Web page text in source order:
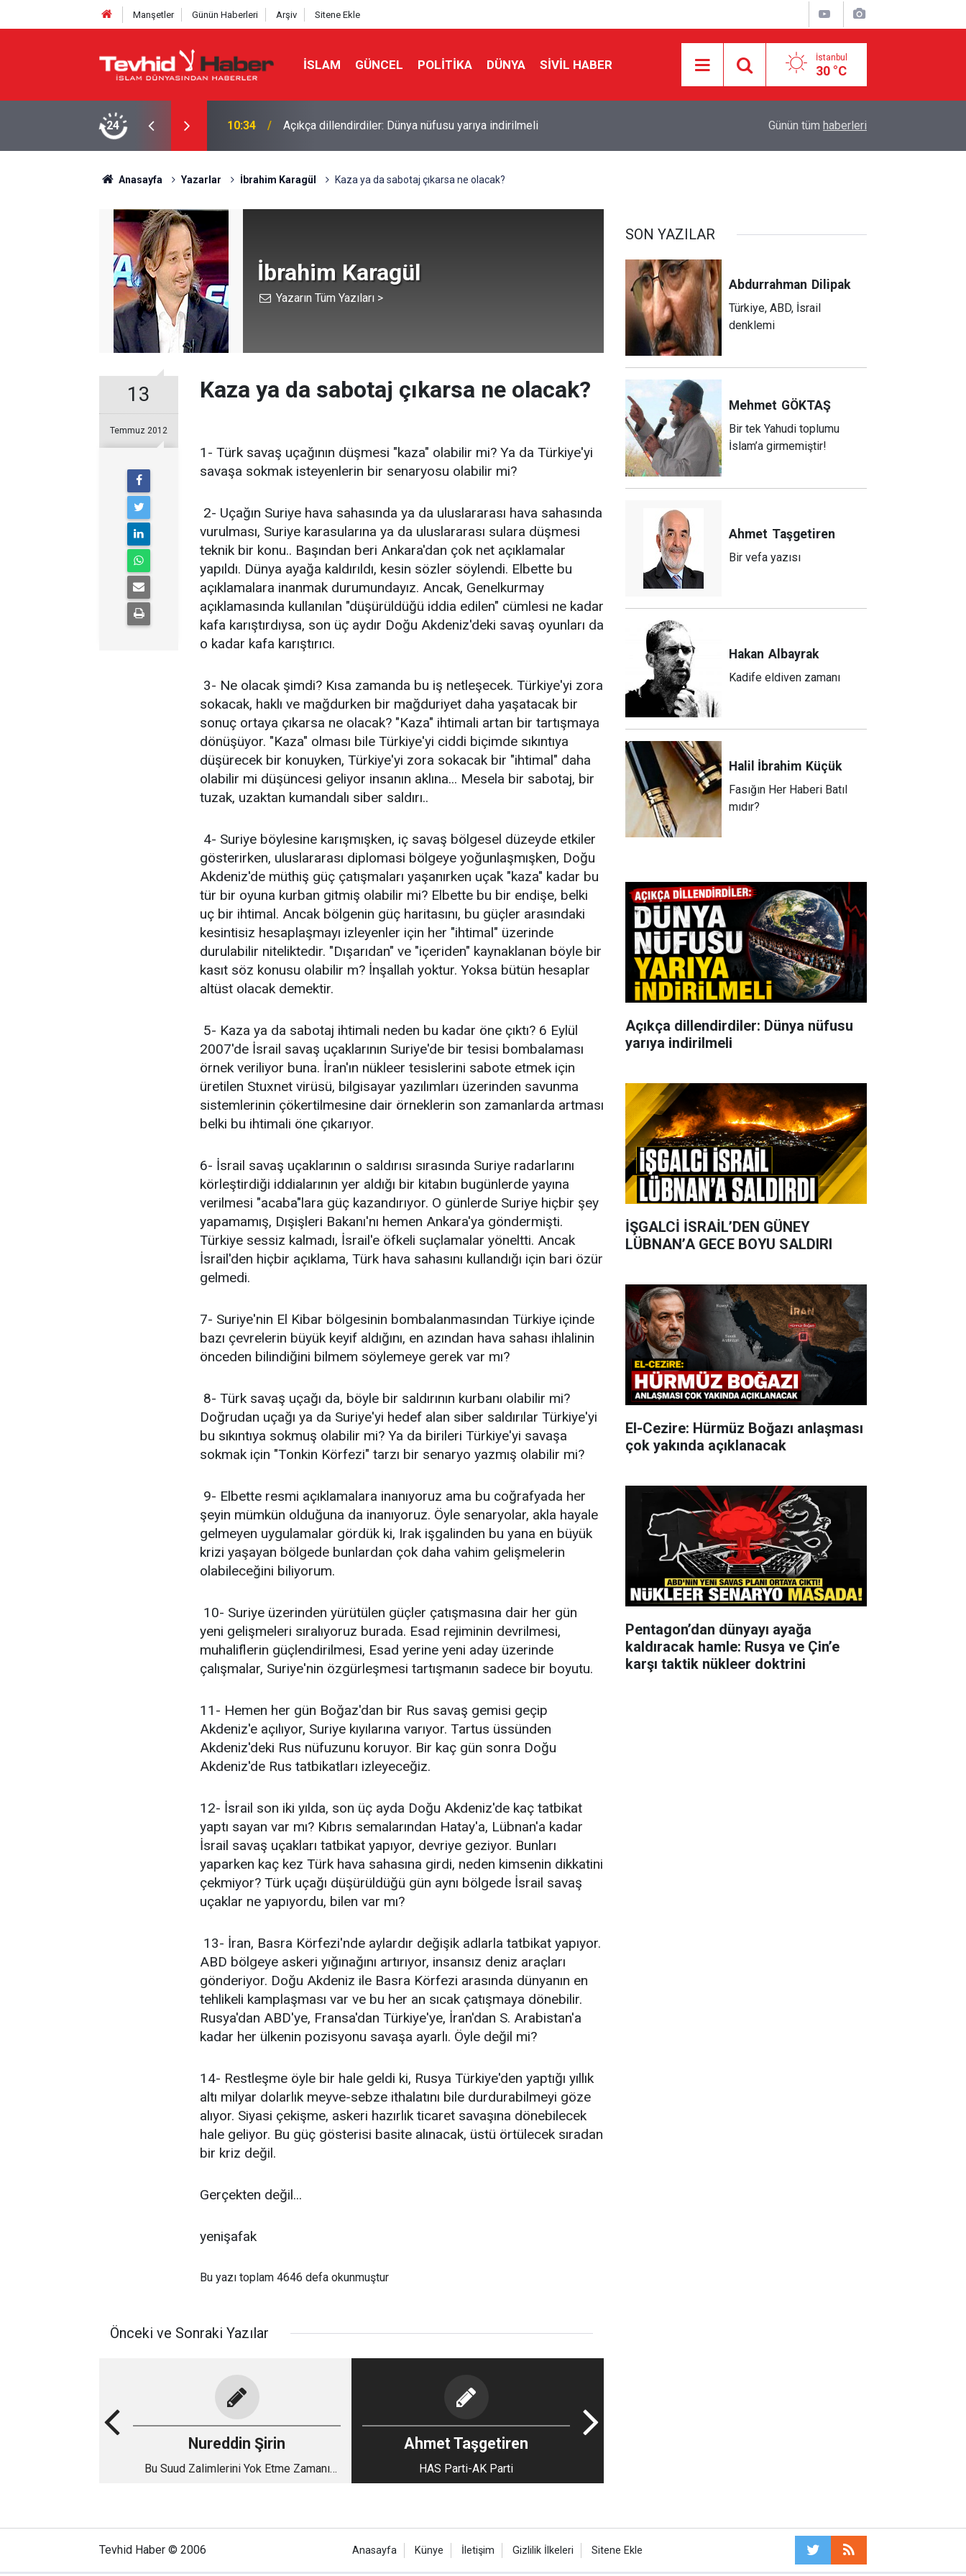
Manşetler Günün Haberleri Arşiv Sitene Ekle
İSLAM GÜNCEL POLITIKA DÜNYA SIVIL HABER İstanbul
30 °C
24 10:26 İŞGALCİ İSRAİL’DEN GÜNEY LÜBNAN’A GECE BOYU SALDIRI El-Cezire: Hürmüz Boğazı anlaşması çok
Günün tüm haberleri
Anasayfa Yazarlar İbrahim Karagül Kaza ya da sabotaj çıkarsa ne olacak?
İbrahim Karagül
Yazarın Tüm Yazıları >
13
Temmuz 2012
Kaza ya da sabotaj çıkarsa ne olacak?
1- Türk savaş uçağının düşmesi "kaza" olabilir mi? Ya da Türkiye'yi
savaşa sokmak isteyenlerin bir senaryosu olabilir mi?
2- Uçağın Suriye hava sahasında ya da uluslararası hava sahasında
vurulması, Suriye karasularına ya da uluslararası sulara düşmesi
teknik bir konu.. Başından beri Ankara'dan çok net açıklamalar
yapıldı. Dünya ayağa kaldırıldı, kesin sözler söylendi. Elbette bu
açıklamalara inanmak durumundayız. Ancak, Genelkurmay
açıklamasında kullanılan "düşürüldüğü iddia edilen" cümlesi ne kadar
kafa karıştırdıysa, son üç aydır Doğu Akdeniz'deki savaş oyunları da
o kadar kafa karıştırıcı.
3- Ne olacak şimdi? Kısa zamanda bu iş netleşecek. Türkiye'yi zora
sokacak, haklı ve mağdurken bir mağduriyet daha yaşatacak bir
sonuç ortaya çıkarsa ne olacak? "Kaza" ihtimali artan bir tartışmaya
dönüşüyor. "Kaza" olması bile Türkiye'yi ciddi biçimde sıkıntıya
düşürecek bir konuyken, Türkiye'yi zora sokacak bir "ihtimal" daha
olabilir mi düşüncesi geliyor insanın aklına... Mesela bir sabotaj, bir
tuzak, uzaktan kumandalı siber saldırı..
4- Suriye böylesine karışmışken, iç savaş bölgesel düzeyde etkiler
gösterirken, uluslararası diplomasi bölgeye yoğunlaşmışken, Doğu
Akdeniz'de müthiş güç çatışmaları yaşanırken uçak "kaza" kadar bu
tür bir oyuna kurban gitmiş olabilir mi? Elbette bu bir endişe, belki
uç bir ihtimal. Ancak bölgenin güç haritasını, bu güçler arasındaki
kesintisiz hesaplaşmayı izleyenler için her "ihtimal" üzerinde
durulabilir niteliktedir. "Dışarıdan" ve "içeriden" kaynaklanan böyle bir
kasıt söz konusu olabilir m? İnşallah yoktur. Yoksa bütün hesaplar
altüst olacak demektir.
5- Kaza ya da sabotaj ihtimali neden bu kadar öne çıktı? 6 Eylül
2007'de İsrail savaş uçaklarının Suriye'de bir tesisi bombalaması
örnek veriliyor buna. İran'ın nükleer tesislerini sabote etmek için
üretilen Stuxnet virüsü, bilgisayar yazılımları üzerinden savunma
sistemlerinin çökertilmesine dair örneklerin son zamanlarda artması
belki bu ihtimali öne çıkarıyor.
6- İsrail savaş uçaklarının o saldırısı sırasında Suriye radarlarını
körleştirdiği iddialarının yer aldığı bir kitabın bugünlerde yayına
verilmesi "acaba"lara güç kazandırıyor. O günlerde Suriye hiçbir şey
yapamamış, Dışişleri Bakanı'nı hemen Ankara'ya göndermişti.
Türkiye sessiz kalmadı, İsrail'e öfkeli suçlamalar yöneltti. Ancak
İsrail'den hiçbir açıklama, Türk hava sahasını kullandığı için bari özür
gelmedi.
7- Suriye'nin El Kibar bölgesinin bombalanmasından Türkiye içinde
bazı çevrelerin büyük keyif aldığını, en azından hava sahası ihlalinin
önceden bilindiğini bilmem söylemeye gerek var mı?
8- Türk savaş uçağı da, böyle bir saldırının kurbanı olabilir mi?
Doğrudan uçağı ya da Suriye'yi hedef alan siber saldırılar Türkiye'yi
bu sıkıntıya sokmuş olabilir mi? Ya da birileri Türkiye'yi savaşa
sokmak için "Tonkin Körfezi" tarzı bir senaryo yazmış olabilir mi?
9- Elbette resmi açıklamalara inanıyoruz ama bu coğrafyada her
şeyin mümkün olduğuna da inanıyoruz. Öyle senaryolar, akla hayale
gelmeyen uygulamalar gördük ki, Irak işgalinden bu yana en büyük
krizi yaşayan bölgede bunlardan çok daha vahim gelişmelerin
olabileceğini biliyorum.
10- Suriye üzerinden yürütülen güçler çatışmasına dair her gün
yeni gelişmeleri sıralıyoruz burada. Esad rejiminin devrilmesi,
muhaliflerin güçlendirilmesi, Esad yerine yeni aday üzerinde
çalışmalar, Suriye'nin özgürleşmesi tartışmanın sadece bir boyutu.
11- Hemen her gün Boğaz'dan bir Rus savaş gemisi geçip
Akdeniz'e açılıyor, Suriye kıyılarına varıyor. Tartus üssünden
Akdeniz'deki Rus nüfuzunu koruyor. Bir kaç gün sonra Doğu
Akdeniz'de Rus tatbikatları izleyeceğiz.
12- İsrail son iki yılda, son üç ayda Doğu Akdeniz'de kaç tatbikat
yaptı sayan var mı? Kıbrıs semalarından Hatay'a, Lübnan'a kadar
İsrail savaş uçakları tatbikat yapıyor, devriye geziyor. Bunları
yaparken kaç kez Türk hava sahasına girdi, neden kimsenin dikkatini
çekmiyor? Türk uçağı düşürüldüğü gün aynı bölgede İsrail savaş
uçaklar ne yapıyordu, bilen var mı?
13- İran, Basra Körfezi'nde aylardır değişik adlarla tatbikat yapıyor.
ABD bölgeye askeri yığınağını artırıyor, insansız deniz araçları
gönderiyor. Doğu Akdeniz ile Basra Körfezi arasında dünyanın en
tehlikeli kamplaşması var ve bu her an sıcak çatışmaya dönebilir.
Rusya'dan ABD'ye, Fransa'dan Türkiye'ye, İran'dan S. Arabistan'a
kadar her ülkenin pozisyonu savaşa ayarlı. Öyle değil mi?
14- Restleşme öyle bir hale geldi ki, Rusya Türkiye'den yaptığı yıllık
altı milyar dolarlık meyve-sebze ithalatını bile durdurabilmeyi göze
alıyor. Siyasi çekişme, askeri hazırlık ticaret savaşına dönebilecek
hale geliyor. Bu güç gösterisi basite alınacak, üstü örtülecek sıradan
bir kriz değil.
Gerçekten değil...
yenişafak
Bu yazı toplam 4646 defa okunmuştur
Önceki ve Sonraki Yazılar
Nureddin Şirin
Bu Suud Zalimlerini Yok Etme Zamanı
Ahmet Taşgetiren
HAS Parti-AK Parti
SON YAZILAR
Abdurrahman Dilipak
Türkiye, ABD, İsrail
denklemi
Mehmet GÖKTAŞ
Bir tek Yahudi toplumu
İslam’a girmemiştir!
Ahmet Taşgetiren
Bir vefa yazısı
Hakan Albayrak
Kadife eldiven zamanı
Halil İbrahim Küçük
Fasığın Her Haberi Batıl
mıdır?
Açıkça dillendirdiler: Dünya nüfusu
yarıya indirilmeli
İŞGALCİ İSRAİL’DEN GÜNEY
LÜBNAN’A GECE BOYU SALDIRI
El-Cezire: Hürmüz Boğazı anlaşması
çok yakında açıklanacak
Pentagon’dan dünyayı ayağa
kaldıracak hamle: Rusya ve Çin’e
karşı taktik nükleer doktrini
Tevhid Haber © 2006 Anasayfa Künye İletişim Gizlilik İlkeleri Sitene Ekle